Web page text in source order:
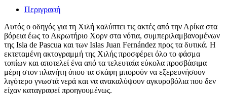
Περιγραφή
Αυτός ο οδηγός για τη Χιλή καλύπτει τις ακτές από την Αρίκα στα
βόρεια έως το Ακρωτήριο Χορν στα νότια, συμπεριλαμβανομένων
της Isla de Pascua και των Islas Juan Fernández προς τα δυτικά. Η
εκτεταμένη ακτογραμμή της Χιλής προσφέρει όλο το φάσμα
τοπίων και αποτελεί ένα από τα τελευταία εύκολα προσβάσιμα
μέρη στον πλανήτη όπου τα σκάφη μπορούν να εξερευνήσουν
λιγότερο γνωστά νερά και να ανακαλύψουν αγκυροβόλια που δεν
είχαν καταγραφεί προηγουμένως.